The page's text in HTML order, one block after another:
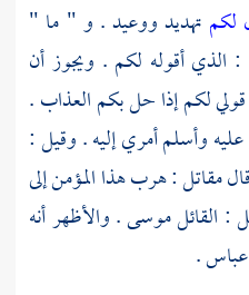
لكم تهديد ووعيد . و " ما "
الذي أقوله لكم . ويجوز أن
لكم إذا حل بكم العذاب .
وأسلم أمري إليه . وقيل :
مقاتل: هرب هذا المؤمن إلى
: القائلموسى. والأظهر أنه
.